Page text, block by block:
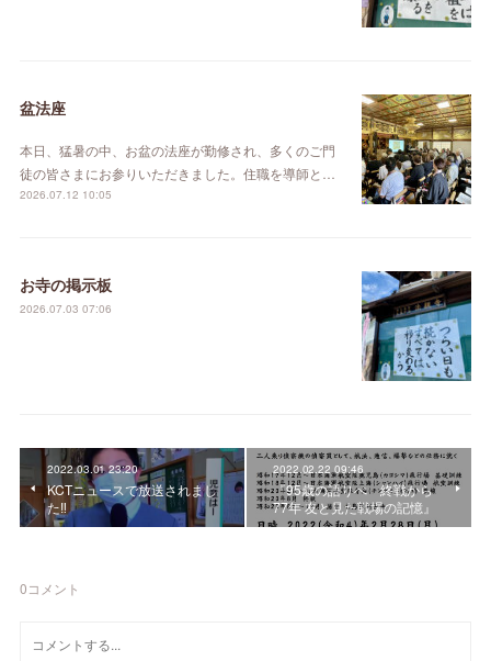
盆法座
本日、猛暑の中、お盆の法座が勤修され、多くのご門
徒の皆さまにお参りいただきました。住職を導師と…
2026.07.12 10:05
お寺の掲示板
2026.07.03 07:06
2022.03.01 23:20
KCTニュースで放送されまし
た‼️
2022.02.22 09:46
『95歳の語りべ 終戦から
77年 友と見た戦場の記憶』
0コメント